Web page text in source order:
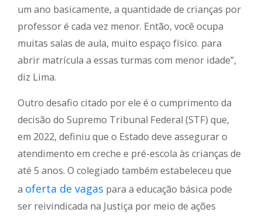
um ano basicamente, a quantidade de crianças por
professor é cada vez menor. Então, você ocupa
muitas salas de aula, muito espaço físico. para
abrir matrícula a essas turmas com menor idade”,
diz Lima.
Outro desafio citado por ele é o cumprimento da
decisão do Supremo Tribunal Federal (STF) que,
em 2022, definiu que o Estado deve assegurar o
atendimento em creche e pré-escola às crianças de
até 5 anos. O colegiado também estabeleceu que
a oferta de vagas para a educação básica pode
ser reivindicada na Justiça por meio de ações